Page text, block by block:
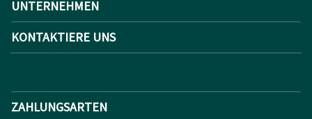
UNTERNEHMEN
KONTAKTIERE UNS
ZAHLUNGSARTEN